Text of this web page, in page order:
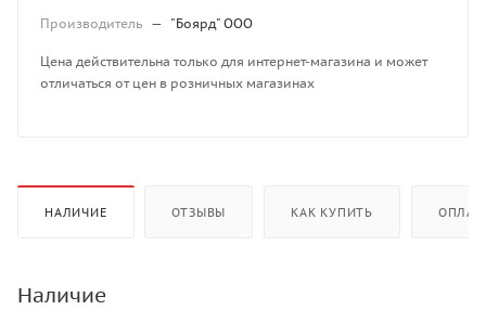
Производитель — "Боярд" ООО
Цена действительна только для интернет-магазина и может
отличаться от цен в розничных магазинах
НАЛИЧИЕ ОТЗЫВЫ КАК КУПИТЬ
Наличие